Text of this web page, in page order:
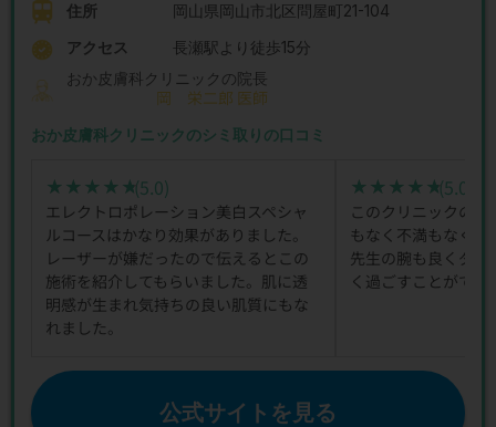
住所
岡山県岡山市北区問屋町21-104
アクセス
長瀬駅より徒歩15分
おか皮膚科クリニックの院長
岡 栄二郎 医師
おか皮膚科クリニックのシミ取りの口コミ
★★★★★
★★★★★(5.0)
エレクトロポレーション美白スペシャ
ルコースはかなり効果がありました。
レーザーが嫌だったので伝えるとこの
施術を紹介してもらいました。肌に透
明感が生まれ気持ちの良い肌質にもな
れました。
★★★★★
★★★★★(5.0)
このクリニックの
もなく不満もなく
先生の腕も良くダ
く過ごすことができ
公式サイトを見る